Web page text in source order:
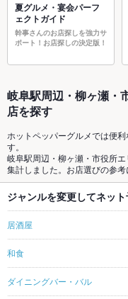
夏グルメ・宴会パーフ
ェクトガイド
幹事さんのお店探しを強力サ
ポート！お店探しの決定版！
岐阜駅周辺・柳ヶ瀬・
店を探す
ホットペッパーグルメでは便
す。
岐阜駅周辺・柳ヶ瀬・市役所
集計しました。お店選びの参考
ジャンルを変更してネッ
居酒屋
和食
ダイニングバー・バル